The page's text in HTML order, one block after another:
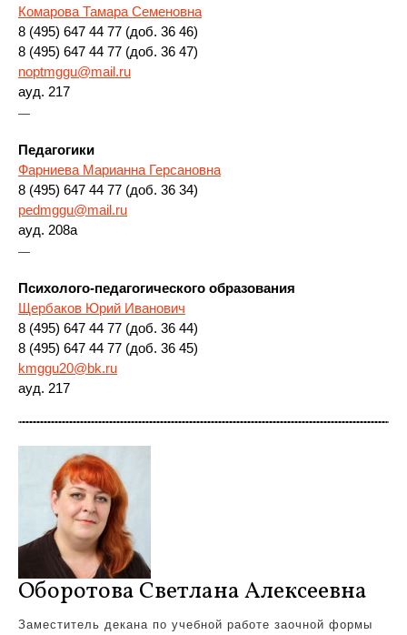
Комарова Тамара Семеновна
8 (495) 647 44 77 (доб. 36 46)
8 (495) 647 44 77 (доб. 36 47)
noptmggu@mail.ru
ауд. 217
—
Педагогики
Фарниева Марианна Герсановна
8 (495) 647 44 77 (доб. 36 34)
pedmggu@mail.ru
ауд. 208а
—
Психолого-педагогического образования
Щербаков Юрий Иванович
8 (495) 647 44 77 (доб. 36 44)
8 (495) 647 44 77 (доб. 36 45)
kmggu20@bk.ru
ауд. 217
Оборотова Светлана Алексеевна
Заместитель декана по учебной работе заочной формы